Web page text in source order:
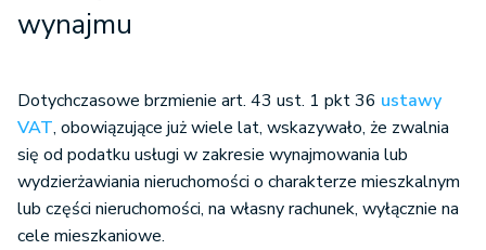
wynajmu
Dotychczasowe brzmienie art. 43 ust. 1 pkt 36 ustawy
VAT, obowiązujące już wiele lat, wskazywało, że zwalnia
się od podatku usługi w zakresie wynajmowania lub
wydzierżawiania nieruchomości o charakterze mieszkalnym
lub części nieruchomości, na własny rachunek, wyłącznie na
cele mieszkaniowe.